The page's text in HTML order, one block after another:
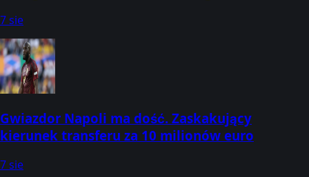
7 sie
Gwiazdor Napoli ma dość. Zaskakujący
kierunek transferu za 10 milionów euro
7 sie